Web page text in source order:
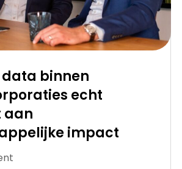
binnen
echt
aan
impact